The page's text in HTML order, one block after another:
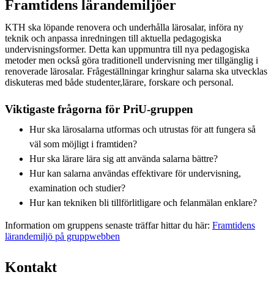
Framtidens lärandemiljöer
KTH ska löpande renovera och underhålla lärosalar, införa ny
teknik och anpassa inredningen till aktuella pedagogiska
undervisningsformer. Detta kan uppmuntra till nya pedagogiska
metoder men också göra traditionell undervisning mer tillgänglig i
renoverade lärosalar. Frågeställningar kringhur salarna ska utvecklas
diskuteras med både studenter,lärare, forskare och personal.
Viktigaste frågorna för PriU-gruppen
Hur ska lärosalarna utformas och utrustas för att fungera så
väl som möjligt i framtiden?
Hur ska lärare lära sig att använda salarna bättre?
Hur kan salarna användas effektivare för undervisning,
examination och studier?
Hur kan tekniken bli tillförlitligare och felanmälan enklare?
Information om gruppens senaste träffar hittar du här: Framtidens
lärandemiljö på gruppwebben
Kontakt